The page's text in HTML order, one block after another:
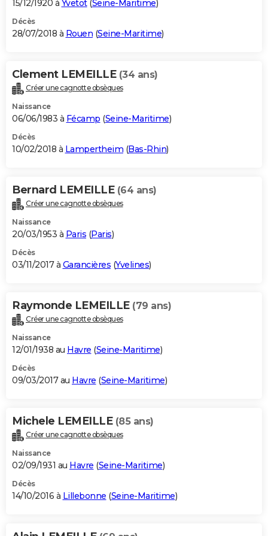
15/12/1920 à Yvetot(Seine-Maritime)
Décès
28/07/2018 à Rouen (Seine-Maritime)
Clement LEMEILLE (34 ans)
Créer une cagnotte obsèques
Naissance
06/06/1983 à Fécamp (Seine-Maritime)
Décès
10/02/2018 à Lampertheim (Bas-Rhin)
Bernard LEMEILLE (64 ans)
Créer une cagnotte obsèques
Naissance
20/03/1953 à Paris (Paris)
Décès
03/11/2017 à Garancières (Yvelines)
Raymonde LEMEILLE (79 ans)
Créer une cagnotte obsèques
Naissance
12/01/1938 au Havre (Seine-Maritime)
Décès
09/03/2017 au Havre (Seine-Maritime)
Michele LEMEILLE (85 ans)
Créer une cagnotte obsèques
Naissance
02/09/1931 au Havre (Seine-Maritime)
Décès
14/10/2016 à Lillebonne (Seine-Maritime)